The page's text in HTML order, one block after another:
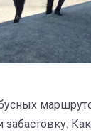
забастовку.